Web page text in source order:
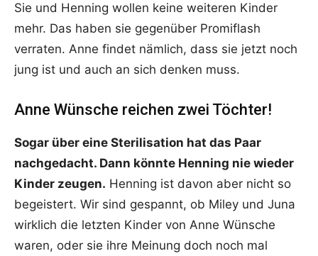
Sie und Henning wollen keine weiteren Kinder
mehr. Das haben sie gegenüber Promiflash
verraten. Anne findet nämlich, dass sie jetzt noch
jung ist und auch an sich denken muss.
Anne Wünsche reichen zwei Töchter!
Sogar über eine Sterilisation hat das Paar
nachgedacht. Dann könnte Henning nie wieder
Kinder zeugen. Henning ist davon aber nicht so
begeistert. Wir sind gespannt, ob Miley und Juna
wirklich die letzten Kinder von Anne Wünsche
waren, oder sie ihre Meinung doch noch mal